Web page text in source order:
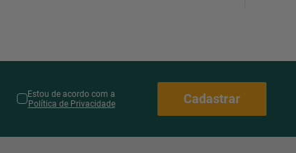
Estou de acordo com a
Política de Privacidade
Cadastrar